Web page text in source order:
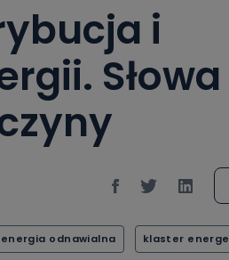
i
Słowa
energia odnawialna klaster